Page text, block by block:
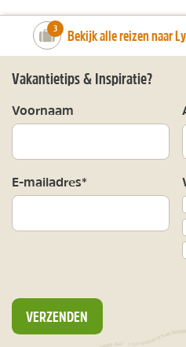
number_of_trips:
3 Bekijk alle reizen naar
Vakantietips & Inspiratie?
Voornaam
E-mailadres*
VERZENDEN